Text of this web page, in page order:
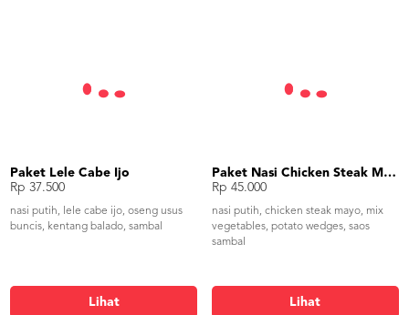
Paket Lele Cabe Ijo
Rp 37.500
nasi putih, lele cabe ijo, oseng usus
buncis, kentang balado, sambal
Lihat
Paket Nasi Chicken Steak Mayo
Rp 45.000
nasi putih, chicken steak mayo, mix
vegetables, potato wedges, saos
sambal
Lihat